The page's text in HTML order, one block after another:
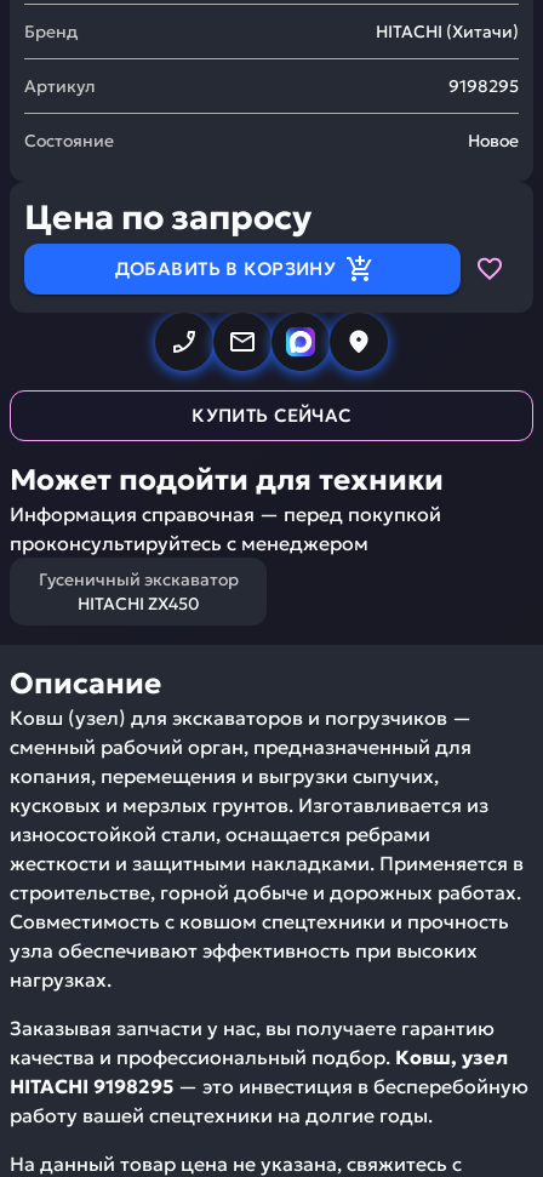
Бренд HITACHI (Хитачи)
Артикул 9198295
Состояние Новое
Цена по запросу
ДОБАВИТЬ В КОРЗИНУ
КУПИТЬ СЕЙЧАС
Может подойти для техники
Информация справочная — перед покупкой
проконсультируйтесь с менеджером
Гусеничный экскаватор
HITACHI ZX450
Описание
Ковш (узел) для экскаваторов и погрузчиков —
сменный рабочий орган, предназначенный для
копания, перемещения и выгрузки сыпучих,
кусковых и мерзлых грунтов. Изготавливается из
износостойкой стали, оснащается ребрами
жесткости и защитными накладками. Применяется в
строительстве, горной добыче и дорожных работах.
Совместимость с ковшом спецтехники и прочность
узла обеспечивают эффективность при высоких
нагрузках.
Заказывая запчасти у нас, вы получаете гарантию
качества и профессиональный подбор. Ковш, узел
HITACHI 9198295 — это инвестиция в бесперебойную
работу вашей спецтехники на долгие годы.
На данный товар цена не указана, свяжитесь с